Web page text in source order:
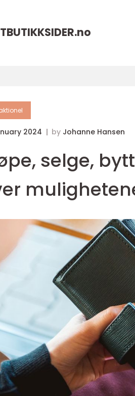
no
2024 by Johanne Hansen
selge,